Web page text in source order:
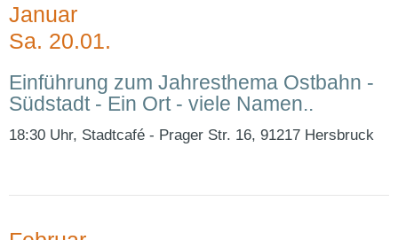
Januar
Sa. 20.01.
Einführung zum Jahresthema Ostbahn -
Südstadt - Ein Ort - viele Namen..
18:30 Uhr, Stadtcafé - Prager Str. 16, 91217 Hersbruck